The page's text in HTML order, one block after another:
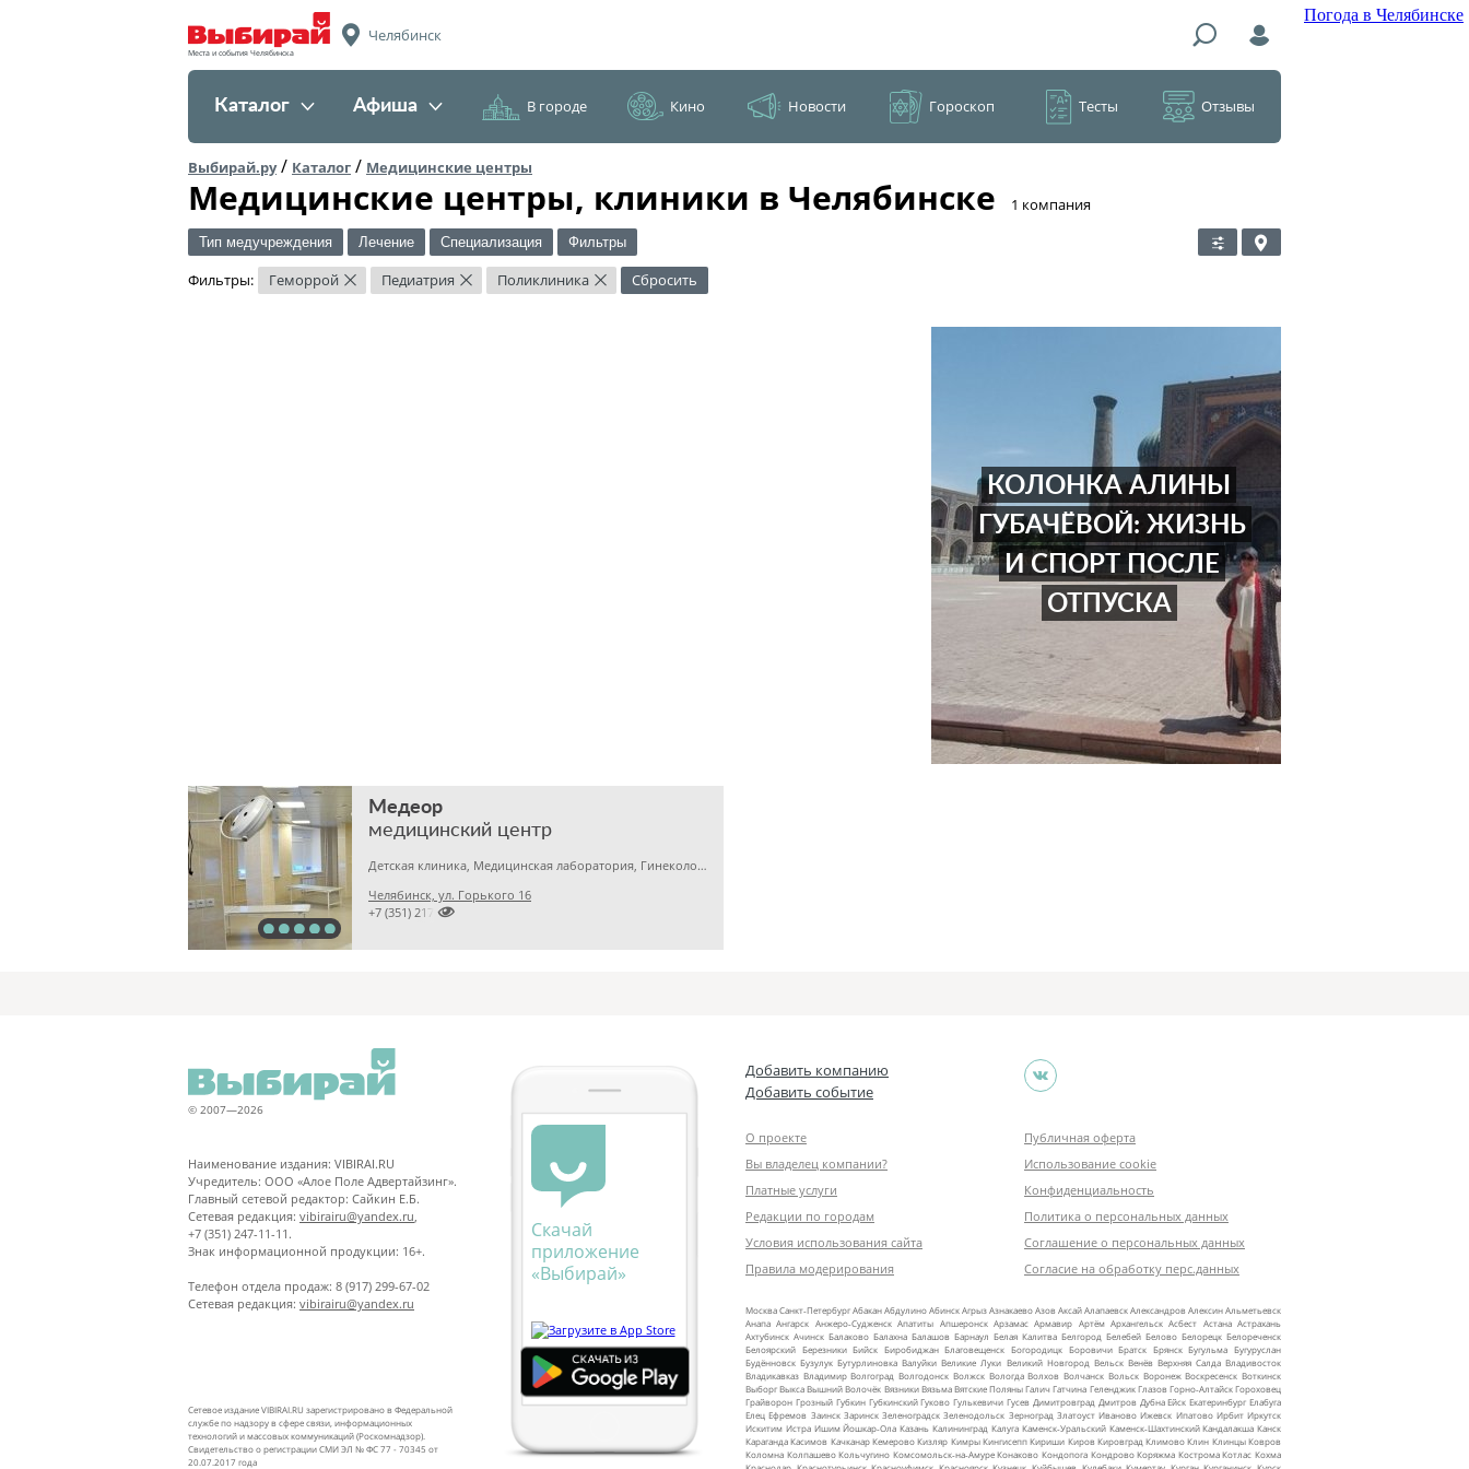
Погода в Челябинске
Места и события Челябинска
Челябинск
Каталог Афиша В городе Кино Новости Гороскоп Тесты Отзывы
Выбирай.ру/ Каталог / Медицинские центры
Медицинские центры, клиники в Челябинске ​1 компания
Тип медучреждения Лечение Специализация Фильтры
Фильтры: Геморрой × Педиатрия × Поликлиника × Сбросить
КОЛОНКА АЛИНЫ
ГУБАЧЁВОЙ: ЖИЗНЬ
И СПОРТ ПОСЛЕ
ОТПУСКА
Медеор
медицинский центр
Детская клиника, Медицинская лаборатория, Гинекология
Челябинск, ул. Горького 16

+7 (351) 2172376
© 2007—2026
Наименование издания: VIBIRAI.RU
Учредитель: ООО «Алое Поле Адвертайзинг».
Главный сетевой редактор: Сайкин Е.Б.
Сетевая редакция: vibirairu@yandex.ru
+7 (351) 247-11-11.
Знак информационной продукции: 16+.
Телефон отдела продаж: 8 (917) 299-67-02
Сетевая редакция: vibirairu@yandex.ru
Сетевое издание VIBIRAI.RU зарегистрировано в Федеральной
службе по надзору в сфере связи, информационных
технологий и массовых коммуникаций (Роскомнадзор).
Свидетельство о регистрации СМИ ЭЛ № ФС 77 - 70345 от
20.07.2017 года
Скачай
приложение
«Выбирай»
Добавить компанию
Добавить событие
О проекте
Вы владелец компании?
Платные услуги
Редакции по городам
Условия использования сайта
Правила модерирования
Публичная оферта
Использование cookie
Конфиденциальность
Политика о персональных данных
Соглашение о персональных данных
Согласие на обработку перс.данных
МоскваСанкт‑ПетербургАбаканАбдулиноАбинскАгрызАзнакаевоАзовАксайАлапаевскАлександровАлексинАльметьевск
Анапа Ангарск Анжеро‑Судженск Апатиты Апшеронск Арзамас Армавир Артём Архангельск Асбест Астана Астрахань
Ахтубинск Ачинск Балаково Балахна Балашов Барнаул Белая Калитва Белгород Белебей Белово Белорецк Белореченск
Белоярский Березники Бийск Биробиджан Благовещенск Богородицк Боровичи Братск Брянск Бугульма Бугуруслан
Будённовск Бузулук Бутурлиновка Валуйки Великие Луки Великий Новгород Вельск Венёв Верхняя Салда Владивосток
Владикавказ Владимир Волгоград Волгодонск Волжск Вологда Волхов Волчанск Вольск Воронеж Воскресенск Воткинск
ВыборгВыкса Вышний Волочёк Вязники Вязьма Вятские Поляны Галич Гатчина Геленджик Глазов Горно‑АлтайскГороховец
Грайворон Грозный Губкин Губкинский Гуково Гулькевичи Гусев Димитровград Дмитров Дубна Ейск Екатеринбург Елабуга
Елец Ефремов Заинск Заринск Зеленоградск Зеленодольск Зерноград Златоуст Иваново Ижевск Ипатово Ирбит Иркутск
Искитим Истра Ишим Йошкар‑Ола Казань Калининград Калуга Каменск‑Уральский Каменск‑Шахтинский Кандалакша Канск
Караганда Касимов Качканар Кемерово Кизляр Кимры Кингисепп Кириши Киров Кировград Климово Клин Клинцы Ковров
Коломна Колпашево Кольчугино Комсомольск‑на‑Амуре Конаково Кондопога Кондрово Коряжма Кострома Котлас Кохма